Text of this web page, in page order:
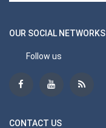
OUR SOCIAL NETWORKS
Follow us
CONTACT US